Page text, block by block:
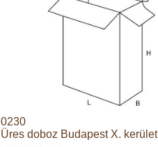
0230
Üres doboz Budapest X. kerület